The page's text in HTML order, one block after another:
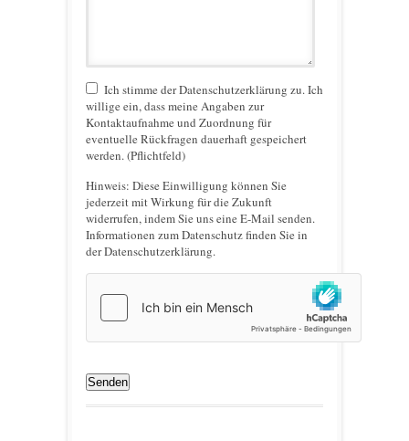
Ich stimme der Datenschutzerklärung zu. Ich
willige ein, dass meine Angaben zur
Kontaktaufnahme und Zuordnung für
eventuelle Rückfragen dauerhaft gespeichert
werden. (Pflichtfeld)
Hinweis: Diese Einwilligung können Sie
jederzeit mit Wirkung für die Zukunft
widerrufen, indem Sie uns eine E-Mail senden.
Informationen zum Datenschutz finden Sie in
der Datenschutzerklärung.